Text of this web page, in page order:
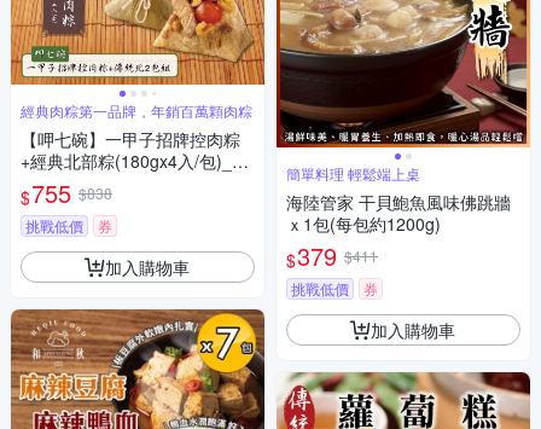
經典肉粽第一品牌，年銷百萬顆肉粽
【呷七碗】一甲子招牌控肉粽
+經典北部粽(180gx4入/包)_20
26端午肉粽
$755 $838
挑戰低價
券
加入購物車
簡單料理 輕鬆端上桌
海陸管家 干貝鮑魚風味佛跳牆
ｘ1包(每包約1200g)
$379 $411
挑戰低價
券
加入購物車